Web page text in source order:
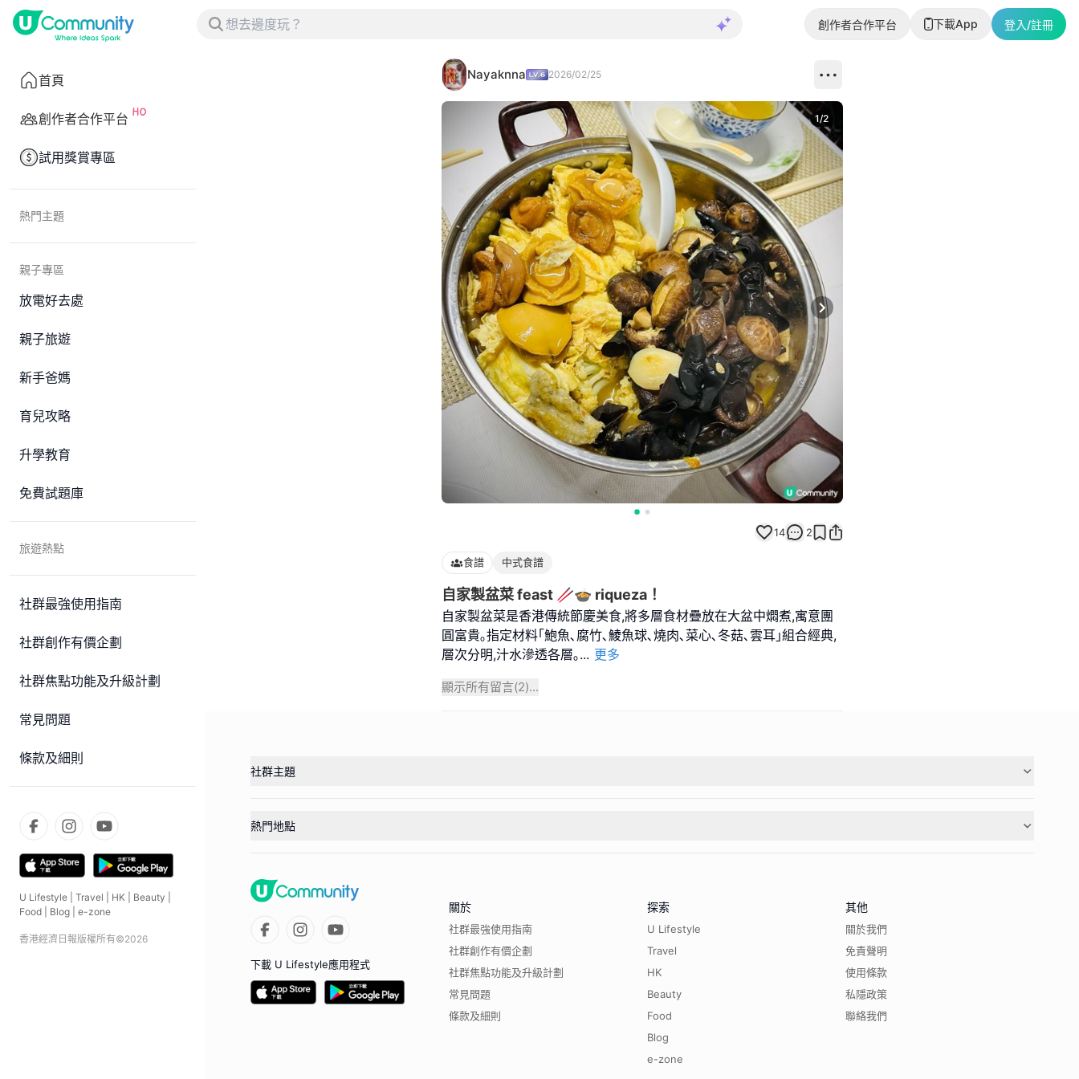
創作者合作平台 下載App 登入/註冊
首頁
創作者合作平台
試用獎賞專區
熱門主題
親子專區
放電好去處
親子旅遊
新手爸媽
育兒攻略
升學教育
免費試題庫
旅遊熱點
社群最強使用指南
社群創作有價企劃
社群焦點功能及升級計劃
常見問題
條款及細則
U Lifestyle Travel HK Beauty
Food
Blog e-zone
香港經濟日報版權所有©2026
Nayaknna 2026/02/25
Next slide
1/2
14 2
食譜 中式食譜
自家製盆菜 feast 🥢🍲 riqueza！
自家製盆菜是香港傳統節慶美食,將多層食材疊放在大盆中燜煮,寓意團
圓富貴｡指定材料｢鮑魚､腐竹､鯪魚球､燒肉､菜心､冬菇､雲耳｣組合經典,
層次分明,汁水滲透各層｡... 更多
顯示所有留言(2)...
社群主題
熱門地點
下載 U Lifestyle應用程式
關於
社群最強使用指南
社群創作有價企劃
社群焦點功能及升級計劃
常見問題
條款及細則
探索
U Lifestyle
Travel
HK
Beauty
Food
Blog
e-zone
其他
關於我們
免責聲明
使用條款
私隱政策
聯絡我們